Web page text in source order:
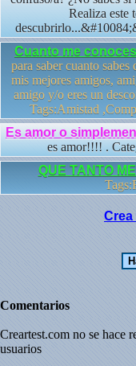
Realiza este
Cuanto me conoces
para saber cuanto
mis mejores amigos,
amigo y/o eres un
Tags:Amistad
Es amor o
es amor!!!! .
QUE TANTO
Comentarios
Creartest.com no se hace
usuarios